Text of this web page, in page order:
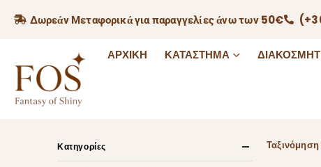
Δωρεάν Μεταφορικά για παραγγελίες άνω των 50€
ΑΡΧΙΚΉ ΚΑΤΆΣΤΗΜΑ
Κατηγορίες